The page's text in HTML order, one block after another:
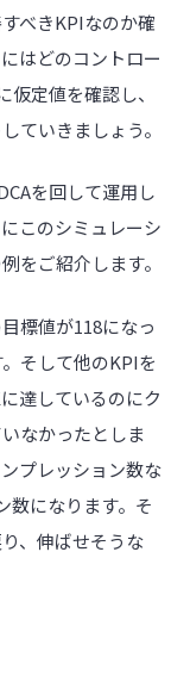
べきKPIなのか確
はどのコントロー
定値を確認し、
ていきましょう。
を回して運用し
このシミュレーシ
をご紹介します。
標値が118になっ
そして他のKPIを
達しているのにク
なかったとしま
プレッション数な
数になります。そ
、伸ばせそうな